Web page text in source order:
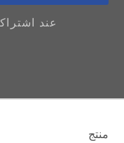
عند
منتج